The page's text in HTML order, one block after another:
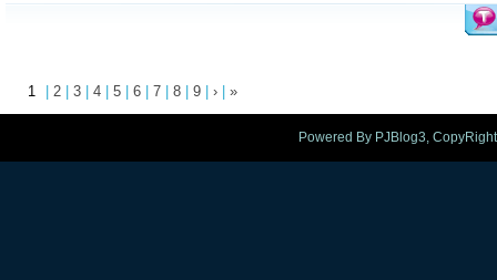
1 2 3 4 5 6 7 8 9 › »
Powered By PJBlog3,